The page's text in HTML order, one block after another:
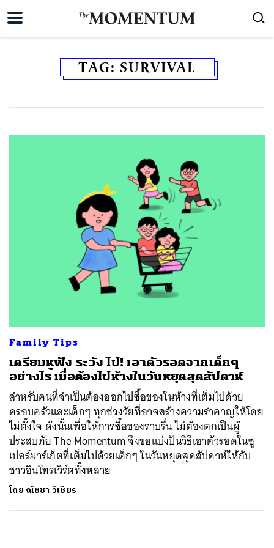
TAG: SURVIVAL
Family Tips
เตรียมหูฟัง ระวัง ไป! เอาตัวรอดจากเด็กๆ
อย่างไร เมื่อต้องไปห้างในวันหยุดสุดสัปดาห์
สำหรับคนที่จำเป็นต้องออกไปซื้อของในห้างที่เต็มไปด้วย
ครอบครัวและเด็กๆ ทุกช่วงวัยที่อาจสร้างความรำคาญให้โดย
ไม่ตั้งใจ ดังนั้นเพื่อให้การซื้อของราบรื่น ไม่ต้องตกเป็นผู้
ประสบภัย The Momentum จึงขอแบ่งปันวิธีเอาตัวรอดในซู
เปอร์มาร์เก็ตที่เต็มไปด้วยเด็กๆ ในวันหยุดสุดสัปดาห์ให้กับ
ชาวอินโทรเวิร์ตทั้งหลาย
โดย ณัชชา วิเชียร
SHARE